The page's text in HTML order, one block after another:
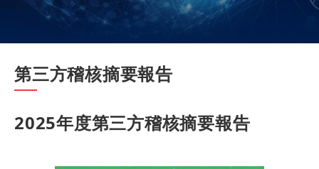
第三方稽核摘要報告
2025年度第三方稽核摘要報告